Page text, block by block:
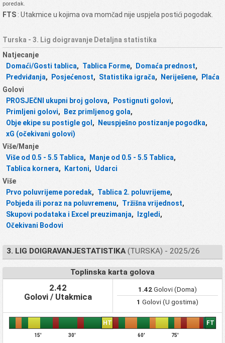
poredak.
FTS : Utakmice u kojima ova momčad nije uspjela postići pogodak.
Turska - 3. Lig doigravanje Detaljna statistika
Natjecanje
Domaći/Gosti tablica, Tablica Forme, Domaća prednost,
Predviđanja, Posjećenost, Statistika igrača, Neriješene,
Plaća
Golovi
PROSJEČNI ukupni broj golova, Postignuti golovi,
Primljeni golovi, Bez primljenog gola,
Obje ekipe su postigle gol , Neuspješno postizanje pogodka,
xG (očekivani golovi)
Više/Manje
Više od 0.5 - 5.5 Tablica, Manje od 0.5 - 5.5 Tablica,
Tablica kornera, Kartoni, Udarci
Više
Prvo poluvrijeme poredak, Tablica 2. poluvrijeme,
Pobjeda ili poraz na poluvremenu, Tržišna vrijednost,
Skupovi podataka i Excel preuzimanja, Izgledi,
Očekivani Bodovi
3. LIG DOIGRAVANJESTATISTIKA(TURSKA) - 2025/26
Toplinska karta golova
2.42
Golovi / Utakmica
1.42 Golovi (Doma)
1 Golovi (U gostima)
15' 30'
HT
60' 75'
FT